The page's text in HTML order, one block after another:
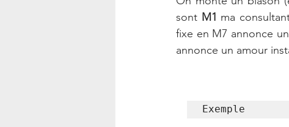
sont M1 ma
fixe en M7 annonce
annonce un amour
Exemple